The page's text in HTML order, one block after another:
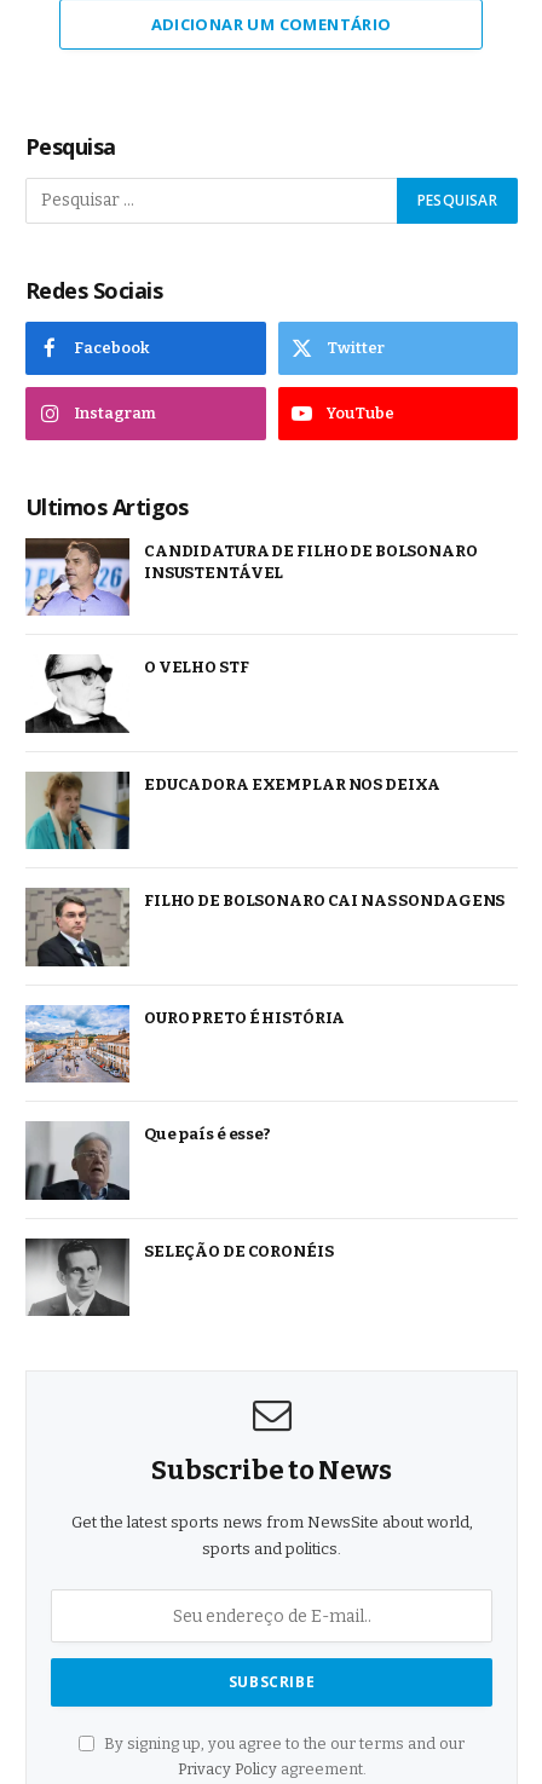
ADICIONAR UM COMENTÁRIO
Pesquisa
Redes Sociais
Facebook Twitter
Instagram YouTube
Ultimos Artigos
CANDIDATURA DE FILHO DE BOLSONARO
INSUSTENTÁVEL
O VELHO STF
EDUCADORA EXEMPLAR NOS DEIXA
FILHO DE BOLSONARO CAI NAS SONDAGENS
OURO PRETO É HISTÓRIA
Que país é esse?
SELEÇÃO DE CORONÉIS
Subscribe to News
Get the latest sports news from NewsSite about world,
sports and politics.
By signing up, you agree to the our terms and our
Privacy Policyagreement.